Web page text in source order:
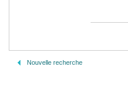
Nouvelle recherche